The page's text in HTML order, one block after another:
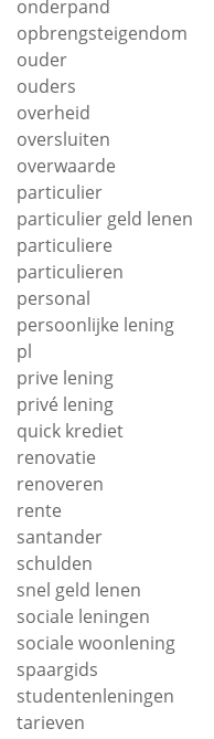
onderpand
opbrengsteigendom
ouder
ouders
overheid
oversluiten
overwaarde
particulier
particulier geld lenen
particuliere
particulieren
personal
persoonlijke lening
pl
prive lening
privé lening
quick krediet
renovatie
renoveren
rente
santander
schulden
snel geld lenen
sociale leningen
sociale woonlening
spaargids
studentenleningen
tarieven